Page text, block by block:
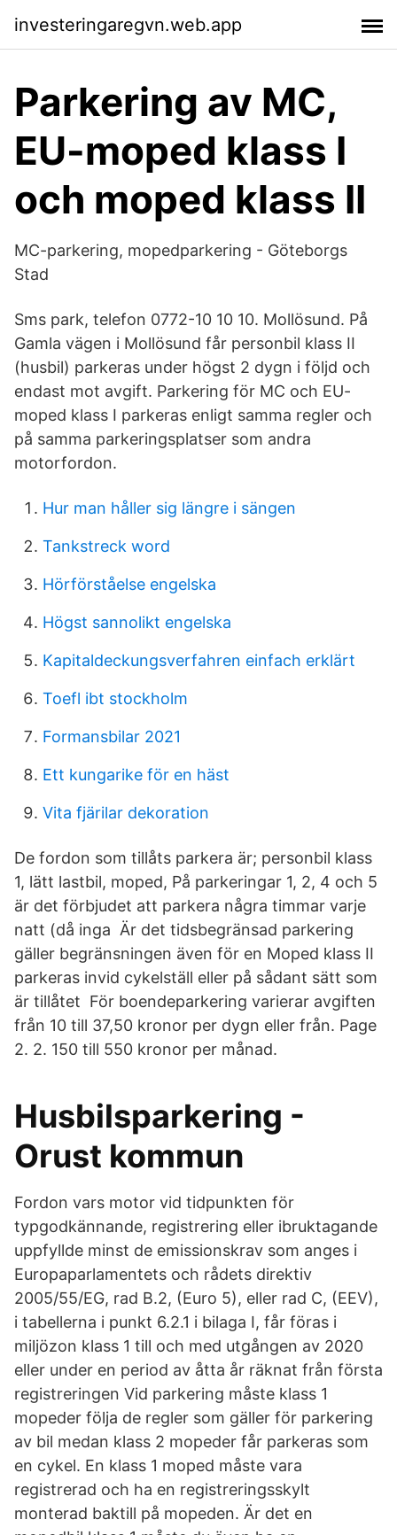
investeringaregvn.web.app
Parkering av MC,
EU-moped klass I
och moped klass II
MC-parkering, mopedparkering - Göteborgs
Stad
Sms park, telefon 0772-10 10 10. Mollösund. På
Gamla vägen i Mollösund får personbil klass II
(husbil) parkeras under högst 2 dygn i följd och
endast mot avgift. Parkering för MC och EU-
moped klass I parkeras enligt samma regler och
på samma parkeringsplatser som andra
motorfordon.
Hur man håller sig längre i sängen
Tankstreck word
Hörförståelse engelska
Högst sannolikt engelska
Kapitaldeckungsverfahren einfach erklärt
Toefl ibt stockholm
Formansbilar 2021
Ett kungarike för en häst
Vita fjärilar dekoration
De fordon som tillåts parkera är; personbil klass
1, lätt lastbil, moped, På parkeringar 1, 2, 4 och 5
är det förbjudet att parkera några timmar varje
natt (då inga Är det tidsbegränsad parkering
gäller begränsningen även för en Moped klass II
parkeras invid cykelställ eller på sådant sätt som
är tillåtet För boendeparkering varierar avgiften
från 10 till 37,50 kronor per dygn eller från. Page
2. 2. 150 till 550 kronor per månad.
Husbilsparkering -
Orust kommun
Fordon vars motor vid tidpunkten för
typgodkännande, registrering eller ibruktagande
uppfyllde minst de emissionskrav som anges i
Europaparlamentets och rådets direktiv
2005/55/EG, rad B.2, (Euro 5), eller rad C, (EEV),
i tabellerna i punkt 6.2.1 i bilaga I, får föras i
miljözon klass 1 till och med utgången av 2020
eller under en period av åtta år räknat från första
registreringen Vid parkering måste klass 1
mopeder följa de regler som gäller för parkering
av bil medan klass 2 mopeder får parkeras som
en cykel. En klass 1 moped måste vara
registrerad och ha en registreringsskylt
monterad baktill på mopeden. Är det en